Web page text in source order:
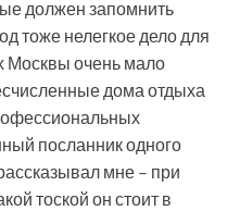
должен запомнить
тоже нелегкое дело для
Москвы очень мало
дома отдыха
посланник одного
мне – при
тоской он стоит в